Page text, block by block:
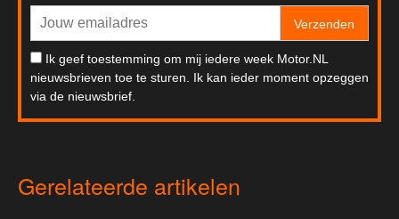
Verzenden
Ik geef toestemming om mij iedere week Motor.NL
nieuwsbrieven toe te sturen. Ik kan ieder moment opzeggen
via de nieuwsbrief.
Gerelateerde artikelen